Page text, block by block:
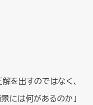
を出すのではなく、
景には何があるのか」